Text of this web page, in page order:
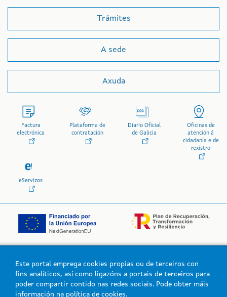
Trámites
A sede
Axuda
Factura
electrónica
Plataforma de
contratación
Diario Oficial
de Galicia
Oficinas de
atención á
cidadanía e de
rexistro
eServizos
Logo da Xunta de Galicia
Este portal emprega cookies propias ou de terceiros con
fins analíticos, así como ligazóns a portais de terceiros para
poder compartir contido nas redes sociais. Pode obter máis
información na política de cookies.